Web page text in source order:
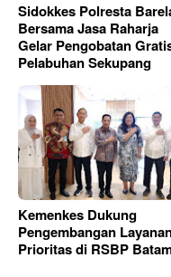
Sidokkes Polresta
Bersama Jasa Raharja
Gelar Pengobatan
Pelabuhan Sekupang
Kemenkes Dukung
Pengembangan
Prioritas di RSBP